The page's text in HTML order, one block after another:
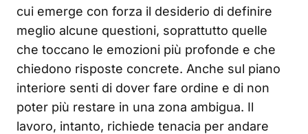
cui emerge con forza il desiderio di definire
meglio alcune questioni, soprattutto quelle
che toccano le emozioni più profonde e che
chiedono risposte concrete. Anche sul piano
interiore senti di dover fare ordine e di non
poter più restare in una zona ambigua. Il
lavoro, intanto, richiede tenacia per andare